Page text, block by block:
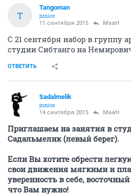
T
Tangoman
junior
11 сентября 2015 MaaH
С 21 сентября набор в группу
студии Сибтанго на
ОТВЕТИТЬ
Sadalmelik
junior
14 сентября 2015 MaaH
Приглашаем на занятия в
Садальмелик (левый берег).
Если Вы хотите обрести
свои движения мягкими и
уверенность в себе,
что Вам нужно!